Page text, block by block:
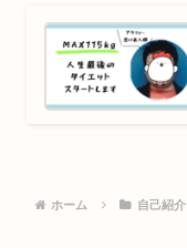
ホーム 自己紹介